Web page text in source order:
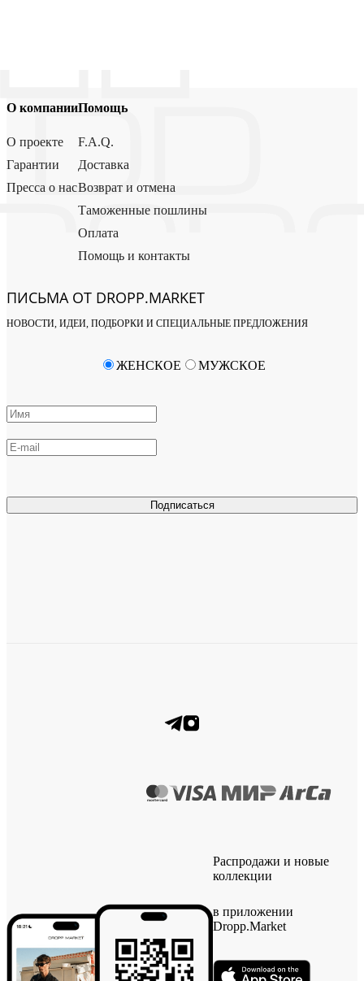
О компании
О проекте
Гарантии
Пресса о нас
Помощь
F.A.Q.
Доставка
Возврат и отмена
Таможенные пошлины
Оплата
Помощь и контакты
ПИСЬМА ОТ DROPP.MARKET
НОВОСТИ, ИДЕИ, ПОДБОРКИ И СПЕЦИАЛЬНЫЕ ПРЕДЛОЖЕНИЯ
Подписаться
ЖЕНСКОЕ МУЖСКОЕ
Распродажи и новые
коллекции
в приложении
Dropp.Market